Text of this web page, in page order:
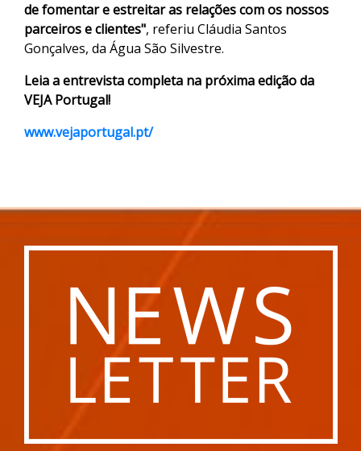
de fomentar e estreitar as relações com os nossos
parceiros e clientes", referiu Cláudia Santos
Gonçalves, da Água São Silvestre.
Leia a entrevista completa na próxima edição da
VEJA Portugal!
www.vejaportugal.pt/